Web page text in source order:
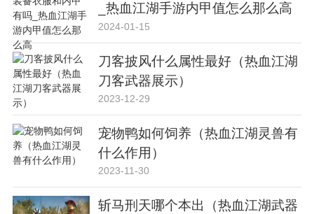
_热血江湖手游内甲值怎么那么高
2024-01-15
刀客披风什么属性最好（热血江湖
刀客武器展示）
2023-12-29
宠物鸭如何饲养（热血江湖灵兽有
什么作用）
2023-11-30
斩马刑天哪个本出（热血江湖武器